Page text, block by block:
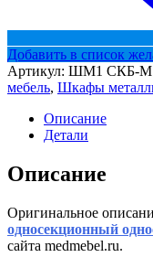
Добавить в список
Артикул: ШМ1 СКБ-М
мебель, Шкафы
Описание
Детали
Описание
Оригинальное
односекционный
сайта medmebel.ru.